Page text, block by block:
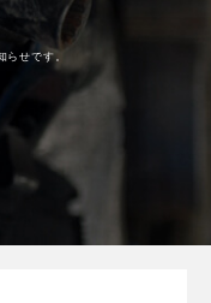
らせです。